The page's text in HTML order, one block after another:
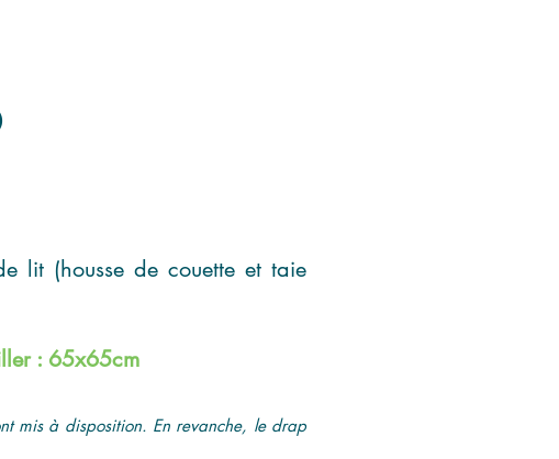
lit (housse de couette et taie
: 65x65cm
mis à disposition. En revanche, le drap